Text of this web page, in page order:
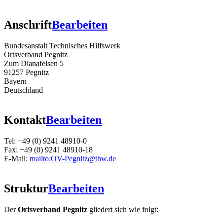
AnschriftBearbeiten
Bundesanstalt Technisches Hilfswerk
Ortsverband Pegnitz
Zum Dianafelsen 5
91257 Pegnitz
Bayern
Deutschland
KontaktBearbeiten
Tel: +49 (0) 9241 48910-0
Fax: +49 (0) 9241 48910-18
E-Mail: mailto:OV-Pegnitz@thw.de
StrukturBearbeiten
DerOrtsverband Pegnitz gliedert sich wie folgt: